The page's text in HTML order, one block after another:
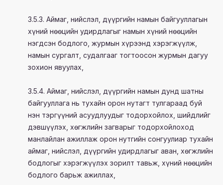
3.5.3. Аймаг, нийслэл, дүүргийн намын байгууллагын
хүний нөөцийн удирдлагыг намын хүний нөөцийн
нэгдсэн бодлого, журмын хүрээнд хэрэгжүүлж,
намын сургалт, судалгааг тогтоосон журмын дагуу
зохион явуулах,
3.5.4. Аймаг, нийслэл, дүүргийн намын дунд шатны
байгууллага нь тухайн орон нутагт тулгараад буй
нэн тэргүүний асуудлуудыг тодорхойлох, шийдлийг
дэвшүүлэх, хөгжлийн загварыг тодорхойлоход
манлайлан ажиллаж орон нутгийн сонгуулиар тухайн
аймаг, нийслэл, дүүргийн удирдлагыг аван, хөгжлийн
бодлогыг хэрэгжүүлэх зорилт тавьж, хүний нөөцийн
бодлого барьж ажиллах,